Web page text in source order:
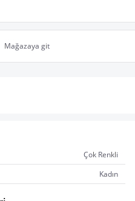
Mağazaya git
Çok Renkli
Kadın